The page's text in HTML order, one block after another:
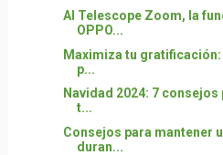
AI Telescope Zoom, la
OPPO...
Maximiza tu
p...
Navidad 2024: 7
t...
Consejos para mantener
duran...